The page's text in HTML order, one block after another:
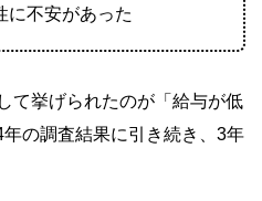
に不安があった
て挙げられたのが「給与が低
の調査結果に引き続き、3年